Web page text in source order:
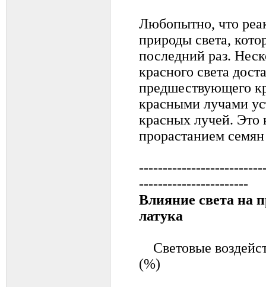
Любопытно, что
природы света,
последний раз.
красного света
предшествующего
красными лучами
красных лучей. Это
прорастанием семян
-----------------------
Влияние света на
латука
Световые
(%)